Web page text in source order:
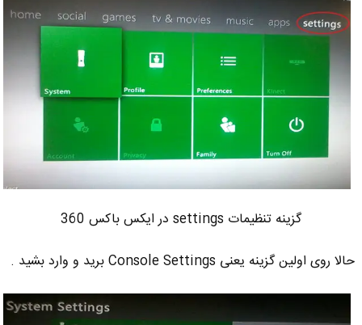
گزینه تنظیمات settings در ایکس باکس 360
حالا روی اولین گزینه یعنی Console Settings برید و وارد بشید .